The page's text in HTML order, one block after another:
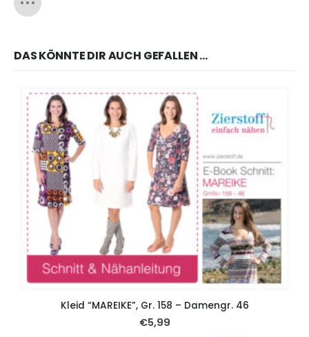
DAS KÖNNTE DIR AUCH GEFALLEN …
Kleid “MAREIKE”, Gr. 158 – Damengr. 46
€5,99